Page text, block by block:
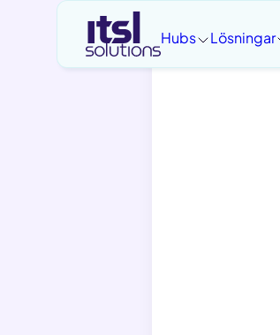
Hubs Lösningar